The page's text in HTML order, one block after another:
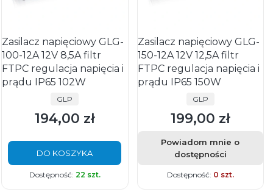
Zasilacz napięciowy GLG-
100-12A 12V 8,5A filtr
FTPC regulacja napięcia i
prądu IP65 102W
PRODUCENT
GLP
Cena
194,00 zł
DO KOSZYKA
Dostępność: 22 szt.
Zasilacz napięciowy GLG-
150-12A 12V 12,5A filtr
FTPC regulacja napięcia i
prądu IP65 150W
PRODUCENT
GLP
Cena
199,00 zł
Powiadom mnie o
dostępności
Dostępność: 0 szt.